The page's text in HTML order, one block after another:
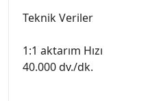
Teknik Veriler
1:1 aktarım Hızı
40.000 dv./dk.